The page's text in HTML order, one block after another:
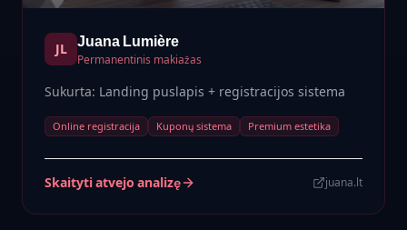
JL Juana Lumière
Permanentinis makiažas
Sukurta: Landing puslapis + registracijos sistema
Online registracija Kuponų sistema Premium estetika
Skaityti atvejo analizę juana.lt